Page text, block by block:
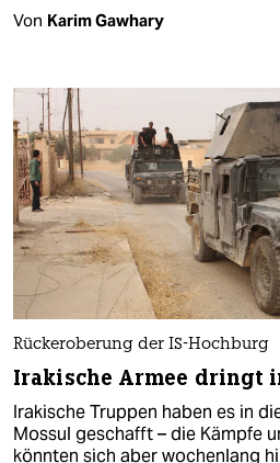
Von Karim Gawhary
Rückeroberung der IS-Hochburg
Irakische Armee dringt
Irakische Truppen haben es in
Mossul geschafft – die Kämpfe
könnten sich aber wochenlang